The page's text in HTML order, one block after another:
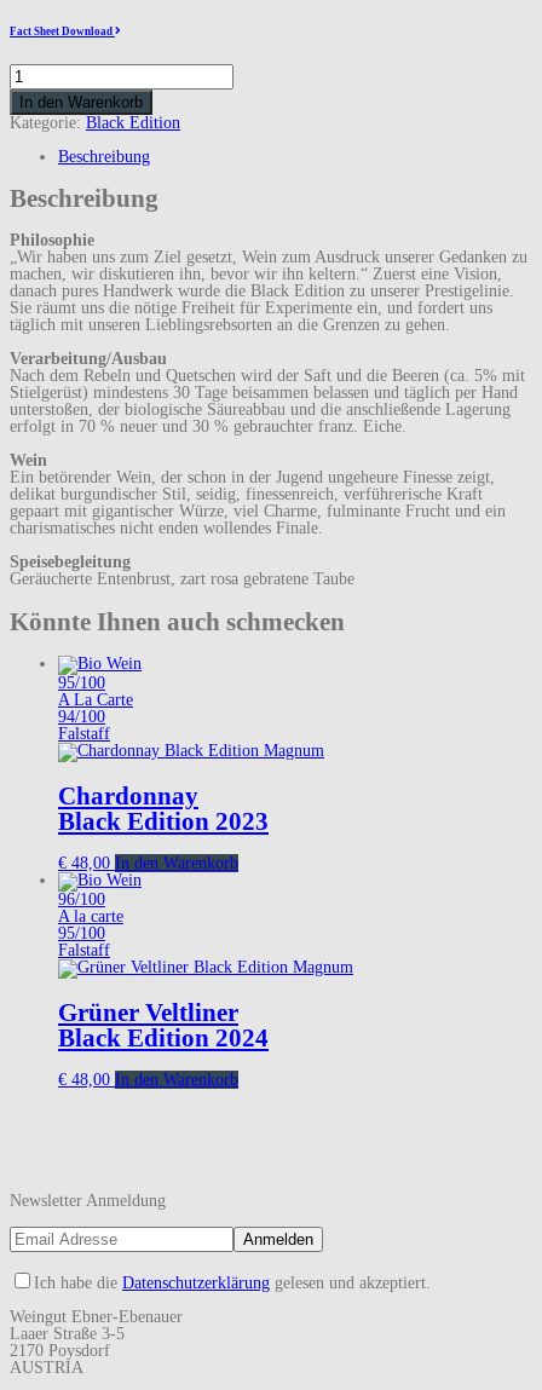
Fact Sheet Download
Pinot
Noir
Black
Edition
Menge
In den Warenkorb
Kategorie: Black Edition
Beschreibung
Beschreibung
Philosophie
„Wir haben uns zum Ziel gesetzt, Wein zum Ausdruck unserer Gedanken zu
machen, wir diskutieren ihn, bevor wir ihn keltern.“ Zuerst eine Vision,
danach pures Handwerk wurde die Black Edition zu unserer Prestigelinie.
Sie räumt uns die nötige Freiheit für Experimente ein, und fordert uns
täglich mit unseren Lieblingsrebsorten an die Grenzen zu gehen.
Verarbeitung/Ausbau
Nach dem Rebeln und Quetschen wird der Saft und die Beeren (ca. 5% mit
Stielgerüst) mindestens 30 Tage beisammen belassen und täglich per Hand
unterstoßen, der biologische Säureabbau und die anschließende Lagerung
erfolgt in 70 % neuer und 30 % gebrauchter franz. Eiche.
Wein
Ein betörender Wein, der schon in der Jugend ungeheure Finesse zeigt,
delikat burgundischer Stil, seidig, finessenreich, verführerische Kraft
gepaart mit gigantischer Würze, viel Charme, fulminante Frucht und ein
charismatisches nicht enden wollendes Finale.
Speisebegleitung
Geräucherte Entenbrust, zart rosa gebratene Taube
Könnte Ihnen auch schmecken
95/100
A La Carte
94/100
Falstaff
Chardonnay
Black Edition 2023
€ 48,00 In den Warenkorb
96/100
A la carte
95/100
Falstaff
Grüner Veltliner
Black Edition 2024
€ 48,00 In den Warenkorb
Newsletter Anmeldung
Ich habe die Datenschutzerklärung gelesen und akzeptiert.
Weingut Ebner-Ebenauer
Laaer Straße 3-5
2170 Poysdorf
AUSTRIA